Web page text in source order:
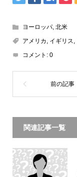
ヨーロッパ, 北米
アメリカ
イギリス
コメント: 0
関連記事一覧